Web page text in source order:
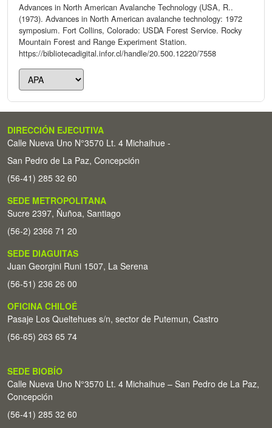
Advances in North American Avalanche Technology (USA, R..
(1973). Advances in North American avalanche technology: 1972
symposium. Fort Collins, Colorado: USDA Forest Service. Rocky
Mountain Forest and Range Experiment Station.
https://bibliotecadigital.infor.cl/handle/20.500.12220/7558
DIRECCIÓN EJECUTIVA
Calle Nueva Uno N°3570 Lt. 4 Michaihue -
San Pedro de La Paz, Concepción
(56-41) 285 32 60
SEDE METROPOLITANA
Sucre 2397, Ñuñoa, Santiago
(56-2) 2366 71 20
SEDE DIAGUITAS
Juan Georgini Runi 1507, La Serena
(56-51) 236 26 00
OFICINA CHILOÉ
Pasaje Los Queltehues s/n, sector de Putemun, Castro
(56-65) 263 65 74
SEDE BIOBÍO
Calle Nueva Uno N°3570 Lt. 4 Michaihue – San Pedro de La Paz,
Concepción
(56-41) 285 32 60